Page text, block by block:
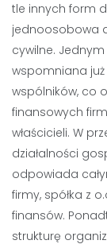
tle innych form
jednoosobowa
cywilne.
wspomniana
wspólników, co
finansowych
właścicieli. W
działalności
odpowiada
firmy, spółka z
finansów.
strukturę